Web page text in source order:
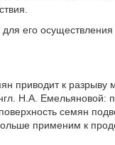
его
приводит к разрыву
Н.А.
семян
применим к